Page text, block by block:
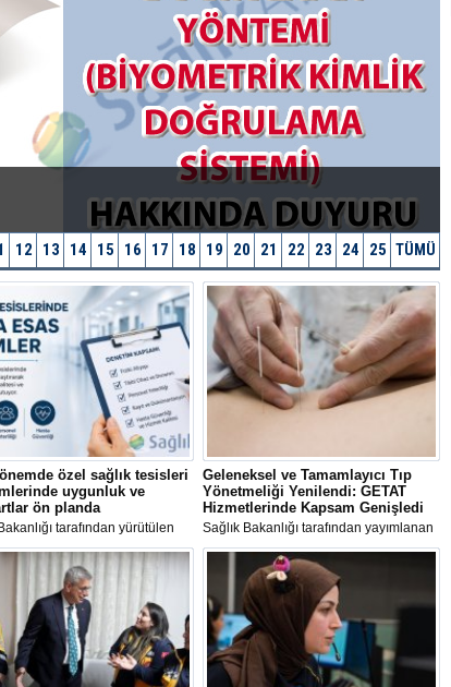
12 13 14 15 16 17 18 19 20 21 22 23 24 25 TÜMÜ
özel sağlık tesisleri
uygunluk ve
ön planda
tarafından yürütülen
esas denetimler, özel sağlık
mevzuata uygunluğunu,
ve hasta güvenliğini
altına almayı hedefliyor.
Geleneksel ve Tamamlayıcı Tıp
Yönetmeliği Yenilendi: GETAT
Hizmetlerinde Kapsam Genişledi
Sağlık Bakanlığı tarafından yayımlanan
yeni Geleneksel ve Tamamlayıcı Tıp
(GETAT) Yönetmeliği ile uygulama
alanları genişletildi, erişim kolaylaştırıldı
ve sağlık kuruluşlarına yeni yetkiler
verildi.